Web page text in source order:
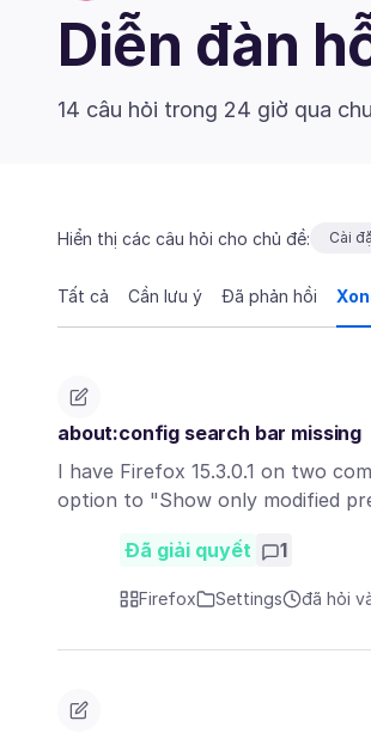
Diễn đàn
14 câu hỏi trong 24 giờ qua
Hiển thị các câu hỏi cho chủ đề: Cài
Tất cả Cần lưu ý Đã phản hồi
about:config search bar missing
I have Firefox 15.3.0.1 on two
option to "Show only modified
Đã giải quyết 1
Firefox Settings đã hỏi